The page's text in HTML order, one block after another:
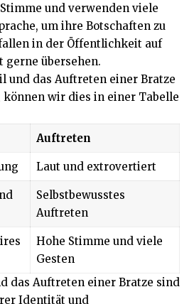
und verwenden viele
um ihre Botschaften zu
in der Öffentlichkeit auf
gerne übersehen.
und das Auftreten einer Bratze
können wir dies in einer Tabelle
Auftreten
Laut und extrovertiert
Selbstbewusstes
Auftreten
Hohe Stimme und viele
Gesten
das Auftreten einer Bratze sind
Identität und